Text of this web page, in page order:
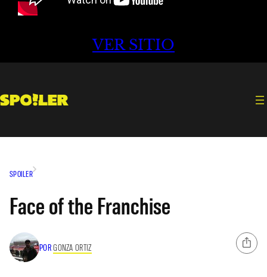
VER SITIO
SPOILER
Face of the Franchise
PORGONZA ORTIZ